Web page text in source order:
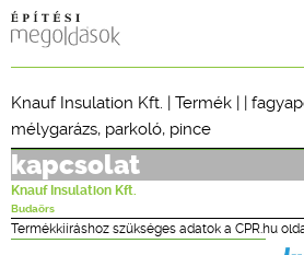
SZAKLAPOK
CPR
ÉPÍTÉSI JOG
Knauf Insulation Kft. | Termék | |
mélygarázs, parkoló, pince
kapcsolat
Knauf Insulation Kft.
Budaörs
Termékkiíráshoz szükséges adatok a CPR.hu